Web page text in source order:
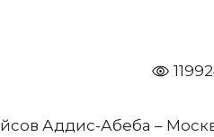
Аддис-Абеба –